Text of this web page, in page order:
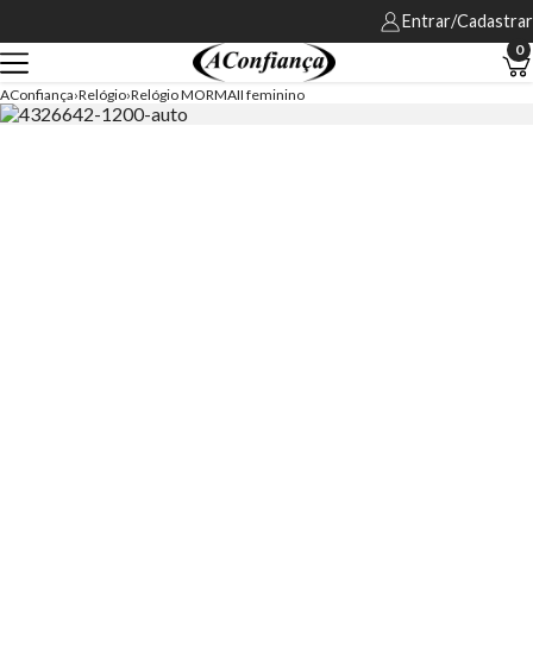
Entrar/Cadastrar
0
AConfiança Relógio Relógio MORMAII feminino